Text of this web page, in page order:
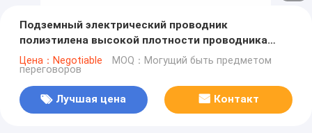
Подземный электрический проводник
полиэтилена высокой плотности проводника
ISO4427
Цена：Negotiable MOQ：Могущий быть предметом
переговоров
Лучшая цена Контакт